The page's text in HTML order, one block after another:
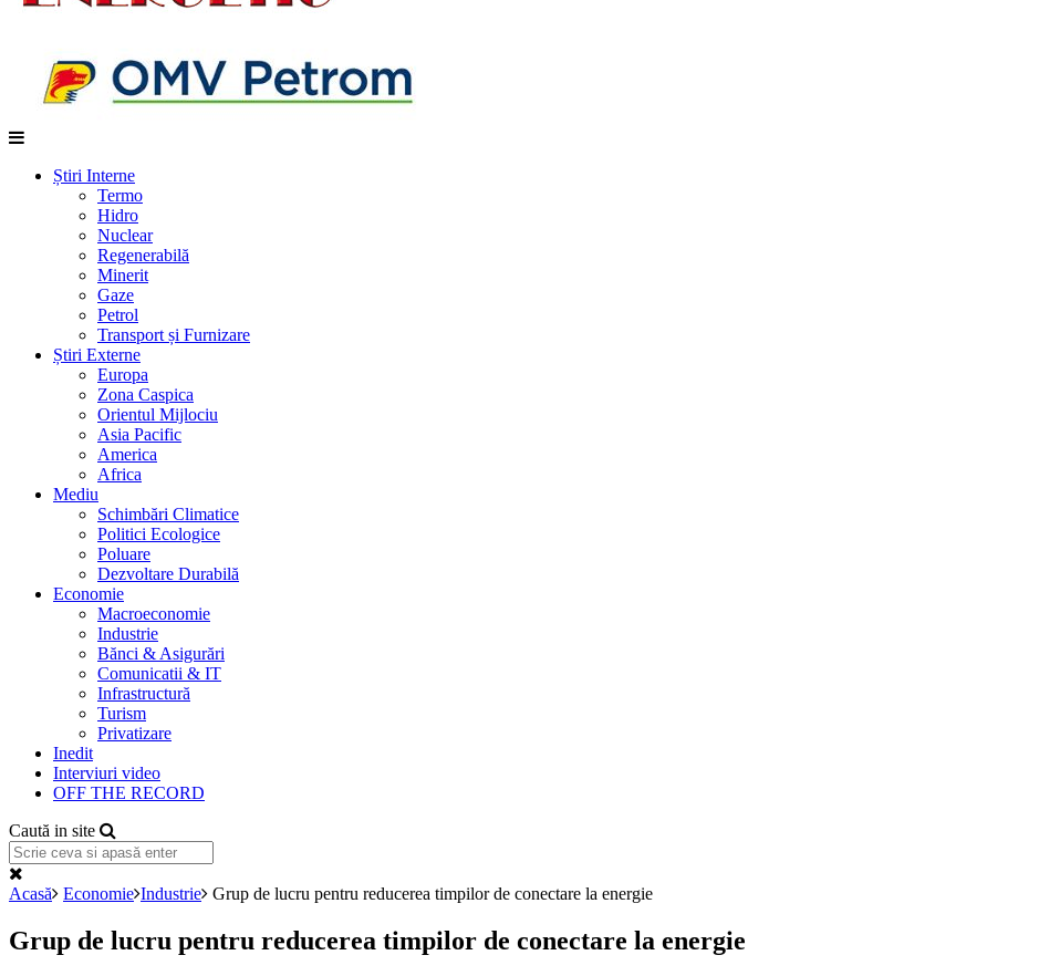
Știri Interne
Termo
Hidro
Nuclear
Regenerabilă
Minerit
Gaze
Petrol
Transport și Furnizare
Știri Externe
Europa
Zona Caspica
Orientul Mijlociu
Asia Pacific
America
Africa
Mediu
Schimbări Climatice
Politici Ecologice
Poluare
Dezvoltare Durabilă
Economie
Macroeconomie
Industrie
Bănci & Asigurări
Comunicatii & IT
Infrastructură
Turism
Privatizare
Inedit
Interviuri video
OFF THE RECORD
Caută in site
Acasă Economie Industrie Grup de lucru pentru reducerea timpilor de conectare la energie
Grup de lucru pentru reducerea timpilor de conectare la energie